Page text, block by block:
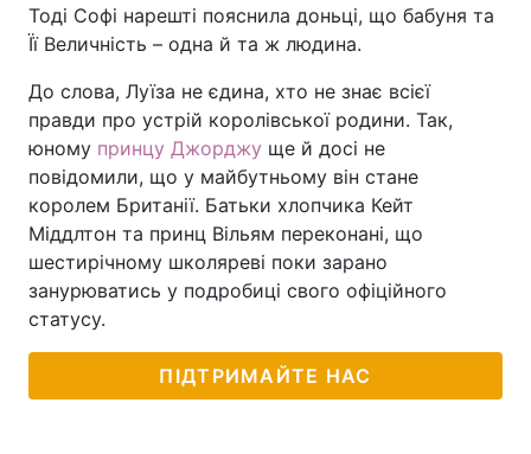
Тоді Софі нарешті пояснила доньці, що бабуня та
Її Величність – одна й та ж людина.
До слова, Луїза не єдина, хто не знає всієї
правди про устрій королівської родини. Так,
юному принцу Джорджу ще й досі не
повідомили, що у майбутньому він стане
королем Британії. Батьки хлопчика Кейт
Міддлтон та принц Вільям переконані, що
шестирічному школяреві поки зарано
занурюватись у подробиці свого офіційного
статусу.
ПІДТРИМАЙТЕ НАС